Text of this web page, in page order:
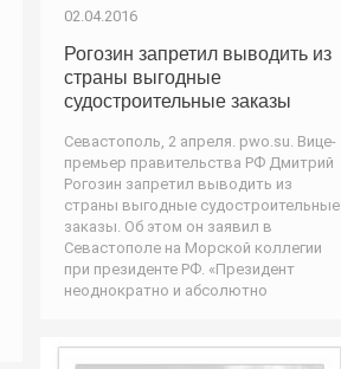
02.04.2016
Рогозин запретил выводить из
страны выгодные
судостроительные заказы
Севастополь, 2 апреля. pwo.su. Вице-
премьер правительства РФ Дмитрий
Рогозин запретил выводить из
страны выгодные судостроительные
заказы. Об этом он заявил в
Севастополе на Морской коллегии
при президенте РФ. «Президент
неоднократно и абсолютно